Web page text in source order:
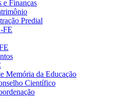
e Finanças
Predial
FE
Memória da Educação
Científico